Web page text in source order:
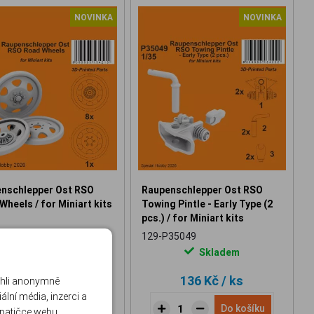
NOVINKA
Ost RSO
/ for Miniart kits
284 Kč/ ks
Do košíku
NOVINKA
Raupenschlepper Ost RSO
Towing Pintle - Early Type (2
pcs.) / for Miniart kits
129-P35049
Skladem
136 Kč/ ks
Do košíku
anonymně
média, inzerci a